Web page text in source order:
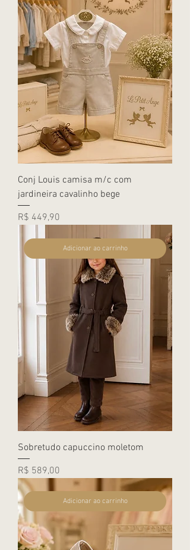
Conj Louis camisa m/c com
jardineira cavalinho bege
Preço
R$ 449,90
Adicionar ao carrinho
Sobretudo capuccino moletom
Preço
R$ 589,00
Adicionar ao carrinho